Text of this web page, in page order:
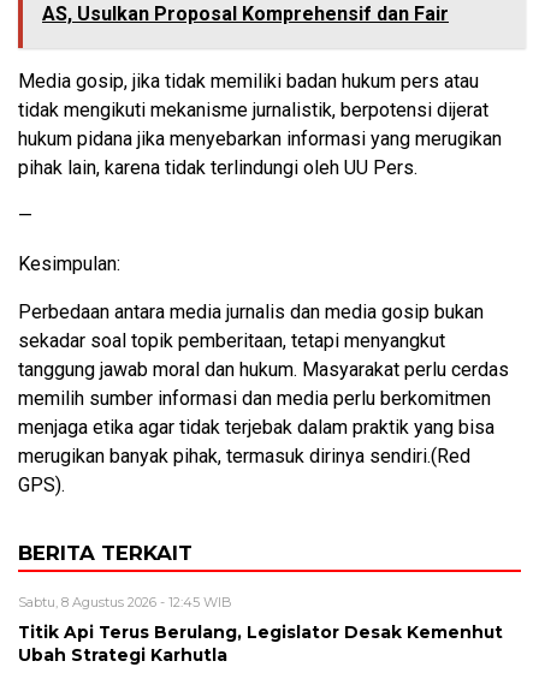
AS, Usulkan Proposal Komprehensif dan Fair
Media gosip, jika tidak memiliki badan hukum pers atau
tidak mengikuti mekanisme jurnalistik, berpotensi dijerat
hukum pidana jika menyebarkan informasi yang merugikan
pihak lain, karena tidak terlindungi oleh UU Pers.
—
Kesimpulan:
Perbedaan antara media jurnalis dan media gosip bukan
sekadar soal topik pemberitaan, tetapi menyangkut
tanggung jawab moral dan hukum. Masyarakat perlu cerdas
memilih sumber informasi dan media perlu berkomitmen
menjaga etika agar tidak terjebak dalam praktik yang bisa
merugikan banyak pihak, termasuk dirinya sendiri.(Red
GPS).
BERITA TERKAIT
Sabtu, 8 Agustus 2026 - 12:45 WIB
Titik Api Terus Berulang, Legislator Desak Kemenhut
Ubah Strategi Karhutla